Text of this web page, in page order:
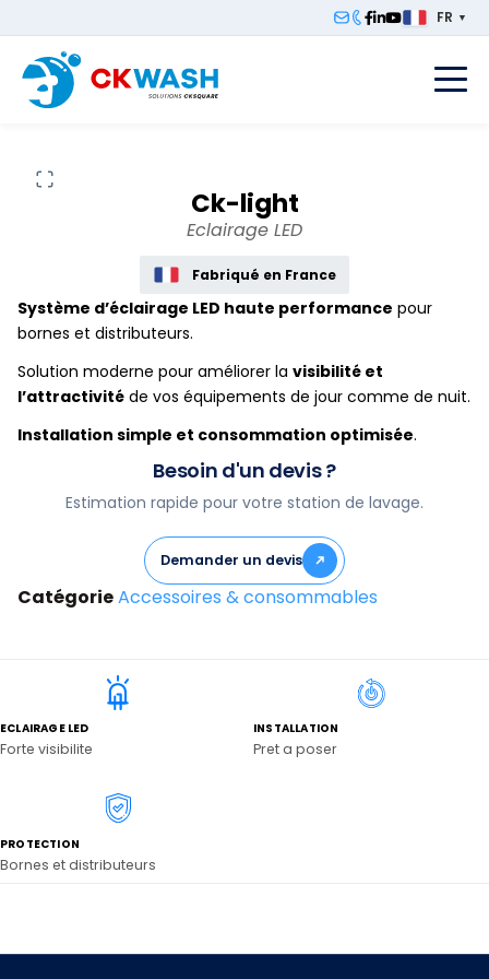
FR ▼
Ck-light
Eclairage LED
Fabriqué en France
Système d’éclairage LED haute performance pour
bornes et distributeurs.
Solution moderne pour améliorer la visibilité et
l’attractivité de vos équipements de jour comme de nuit.
Installation simple et consommation optimisée.
Besoin d'un devis ?
Estimation rapide pour votre station de lavage.
Demander un devis
CatégorieAccessoires & consommables
ECLAIRAGE LED
Forte visibilite
INSTALLATION
Pret a poser
PROTECTION
Bornes et distributeurs